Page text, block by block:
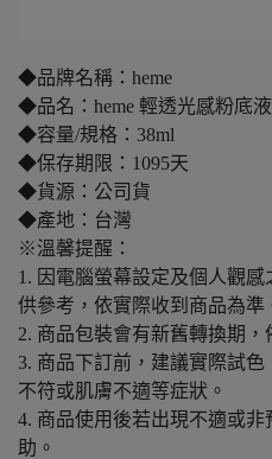
◆品牌名稱：heme
◆品名：heme 輕透光感粉底
◆容量/規格：38ml
◆保存期限：1095天
◆貨源：公司貨
◆產地：台灣
※溫馨提醒：
1. 因電腦螢幕設定及個人觀
供參考，依實際收到商品為準
2. 商品包裝會有新舊轉換期，
3. 商品下訂前，建議實際試
不符或肌膚不適等症狀。
4. 商品使用後若出現不適或
助。